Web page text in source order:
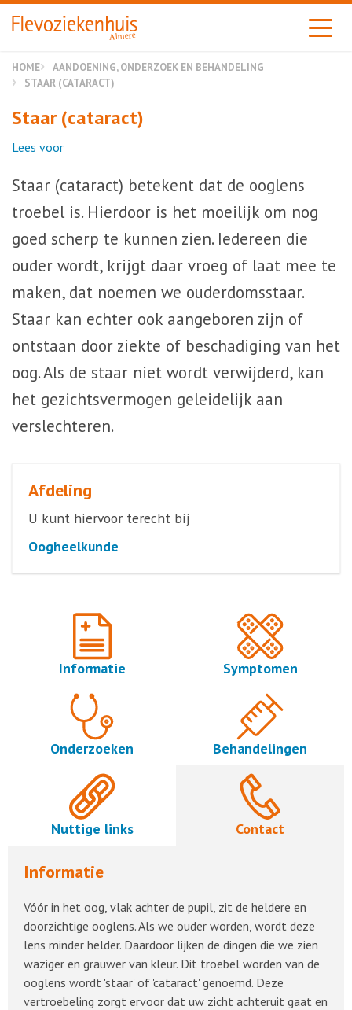
Almere
HOME
AANDOENING, ONDERZOEK EN BEHANDELING
STAAR (CATARACT)
Staar (cataract)
Lees voor
Staar (cataract) betekent dat de ooglens
troebel is. Hierdoor is het moeilijk om nog
goed scherp te kunnen zien. Iedereen die
ouder wordt, krijgt daar vroeg of laat mee te
maken, dat noemen we ouderdomsstaar.
Staar kan echter ook aangeboren zijn of
ontstaan door ziekte of beschadiging van het
oog. Als de staar niet wordt verwijderd, kan
het gezichtsvermogen geleidelijk aan
verslechteren.
Afdeling
U kunt hiervoor terecht bij
Oogheelkunde
Informatie Symptomen
Onderzoeken Behandelingen
Nuttige links Contact
Informatie
Vóór in het oog, vlak achter de pupil, zit de heldere en
doorzichtige ooglens. Als we ouder worden, wordt deze
lens minder helder. Daardoor lijken de dingen die we zien
waziger en grauwer van kleur. Dit troebel worden van de
ooglens wordt 'staar' of 'cataract' genoemd. Deze
vertroebeling zorgt ervoor dat uw zicht achteruit gaat en